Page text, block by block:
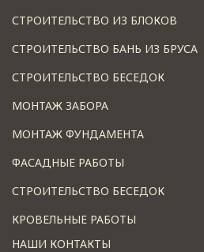
СТРОИТЕЛЬСТВО ИЗ БЛОКОВ
СТРОИТЕЛЬСТВО БАНЬ ИЗ БРУСА
СТРОИТЕЛЬСТВО БЕСЕДОК
МОНТАЖ ЗАБОРА
МОНТАЖ ФУНДАМЕНТА
ФАСАДНЫЕ РАБОТЫ
СТРОИТЕЛЬСТВО БЕСЕДОК
КРОВЕЛЬНЫЕ РАБОТЫ
НАШИ КОНТАКТЫ